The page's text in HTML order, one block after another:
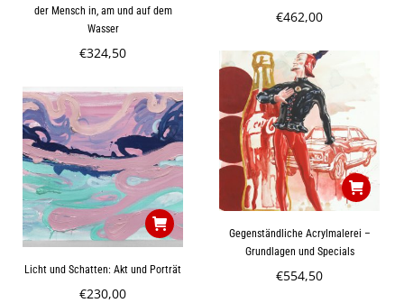
der Mensch in, am und auf dem
Wasser
€324,50
€462,00
Gegenständliche Acrylmalerei –
Grundlagen und Specials
€554,50
Licht und Schatten: Akt und Porträt
€230,00